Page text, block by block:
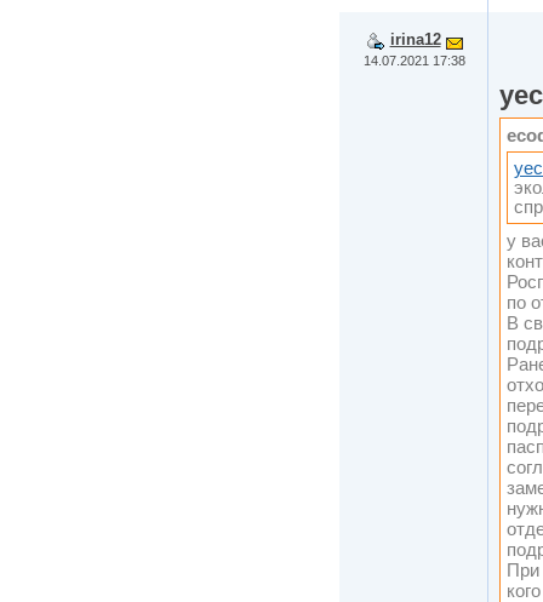
irina12
14.07.2021 17:38
у
по
В
При